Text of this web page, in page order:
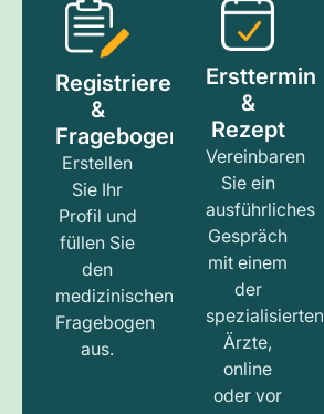
Registrieren
&
Fragebogen
Erstellen
Sie Ihr
Profil und
füllen Sie
den
medizinischen
Fragebogen
aus.
Ersttermin
&
Rezept
Vereinbaren
Sie ein
ausführliches
Gespräch
mit einem
der
spezialisierten
Ärzte,
online
oder vor